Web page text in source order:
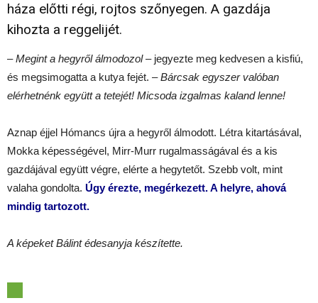
háza előtti régi, rojtos szőnyegen. A gazdája
kihozta a reggelijét.
–Megint a hegyről álmodozol– jegyezte meg kedvesen a kisfiú,
és megsimogatta a kutya fejét. –Bárcsak egyszer valóban
elérhetnénk együtt a tetejét! Micsoda izgalmas kaland lenne!
Aznap éjjel Hómancs újra a hegyről álmodott. Létra kitartásával,
Mokka képességével, Mirr-Murr rugalmasságával és a kis
gazdájával együtt végre, elérte a hegytetőt. Szebb volt, mint
valaha gondolta. Úgy érezte, megérkezett. A helyre, ahová
mindig tartozott.
A képeket Bálint édesanyja készítette.